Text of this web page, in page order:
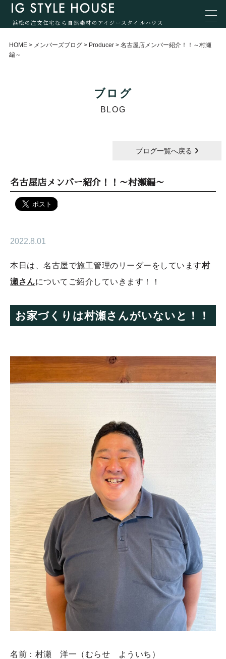
浜松の注文住宅なら自然素材のアイジースタイルハウス
HOME > メンバーズブログ > Producer > 名古屋店メンバー紹介！！～村瀬
編～
ブログ
BLOG
ブログ一覧へ戻る
名古屋店メンバー紹介！！～村瀬編～
2022.8.01
本日は、名古屋で施工管理のリーダーをしています村
瀬さんについてご紹介していきます！！
お家づくりは村瀬さんがいないと！！
名前：村瀬 洋一（むらせ よういち）